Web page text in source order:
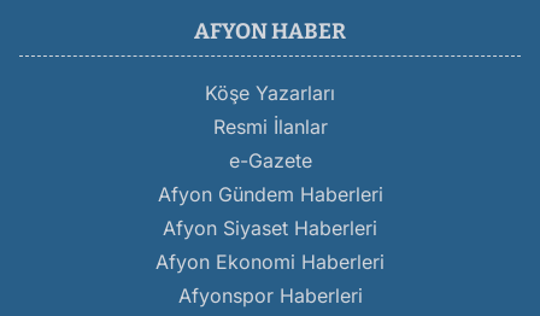
AFYON HABER
Köşe Yazarları
Resmi İlanlar
e-Gazete
Afyon Gündem Haberleri
Afyon Siyaset Haberleri
Afyon Ekonomi Haberleri
Afyonspor Haberleri